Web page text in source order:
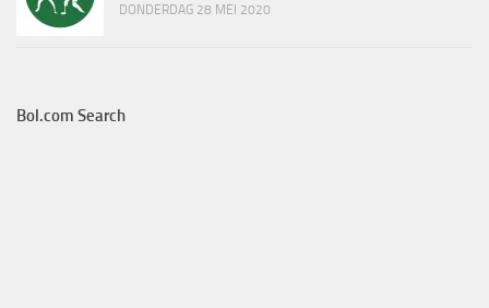
DONDERDAG 28 MEI 2020
Bol.com Search